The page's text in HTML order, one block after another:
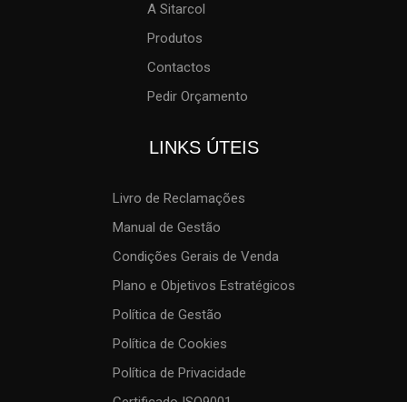
A Sitarcol
Produtos
Contactos
Pedir Orçamento
LINKS ÚTEIS
Livro de Reclamações
Manual de Gestão
Condições Gerais de Venda
Plano e Objetivos Estratégicos
Política de Gestão
Política de Cookies
Política de Privacidade